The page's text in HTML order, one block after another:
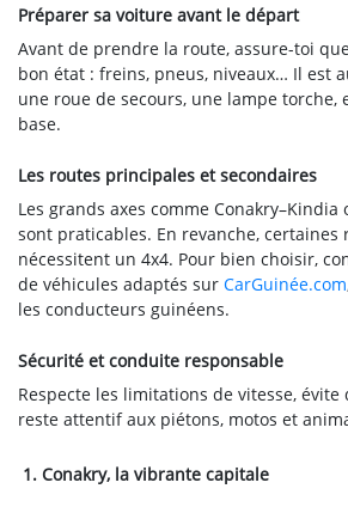
Préparer sa voiture avant le départ
Avant de prendre la route, assure-toi
bon état : freins, pneus, niveaux… Il est
une roue de secours, une lampe torche,
base.
Les routes principales et secondaires
Les grands axes comme Conakry–Kindia
sont praticables. En revanche, certaines
nécessitent un 4x4. Pour bien choisir,
de véhicules adaptés sur CarGuinée.com
les conducteurs guinéens.
Sécurité et conduite responsable
Respecte les limitations de vitesse,
reste attentif aux piétons, motos et
1. Conakry, la vibrante capitale